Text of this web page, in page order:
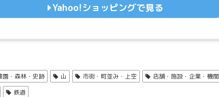
Yahoo!ショッピングで見る
園・森林・史跡 山 市街・町並み・上空
店舗・施設・企業・機関
鉄道